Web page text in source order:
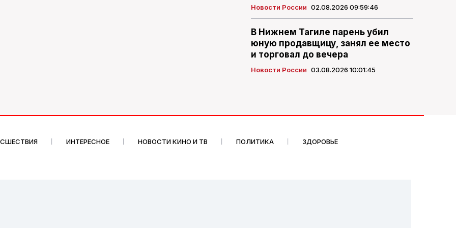
Новости России 02.08.2026 09:59:46
В Нижнем Тагиле парень убил
юную продавщицу, занял ее место
и торговал до вечера
Новости России 03.08.2026 10:01:45
ИНТЕРЕСНОЕ НОВОСТИ КИНО И ТВ ПОЛИТИКА ЗДОРОВЬЕ